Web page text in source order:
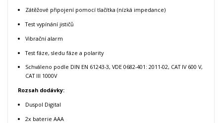
Zátěžové připojení pomocí tlačítka (nízká impedance)
Test vypínání jističů
Vibrační alarm
Test fáze, sledu fáze a polarity
Schváleno podle DIN EN 61243-3, VDE 0682-401: 2011-02, CAT IV 600 V,
CAT III 1000V
Rozsah dodávky:
Duspol Digital
2x baterie AAA